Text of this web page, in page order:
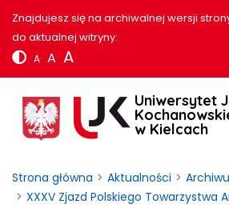
Znajdujesz się na archiwalnej wersji
do aktualnej witryny:
A A A
Uniwersytet
w Kielcach
Strona główna Aktualności
XXXV Zjazd Polskiego Towarzystwa